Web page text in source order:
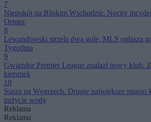
7
Niepokój na Bliskim Wschodzie. Nocny
Ormuz
8
Lewandowski strzela dwa gole, MLS ogłasza
Tygodnia
9
Gwiazdor Premier League znalazł nowy klub.
kierunek
10
Susza na Węgrzech. Drugie największe miasto
zużycie wody
Reklama
Reklama